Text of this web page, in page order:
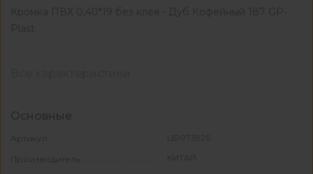
Кромка ПВХ 0,40*19 без клея - Дуб Кофейный 187 GP-
Plast
Основные
Артикул ЦБ073926
Производитель КИТАЙ